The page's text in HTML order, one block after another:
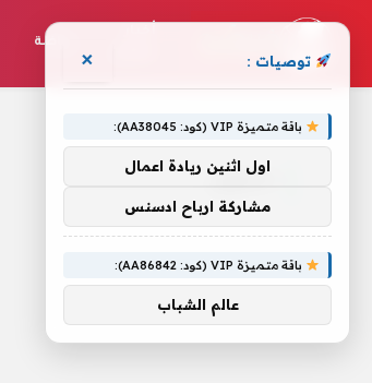
رياضة
الذهول.
توصيات : ×
باقة متميزة VIP (كود: AA38045):
اول اثنين ريادة اعمال
مشاركة ارباح ادسنس
باقة متميزة VIP (كود: AA86842):
عالم الشباب